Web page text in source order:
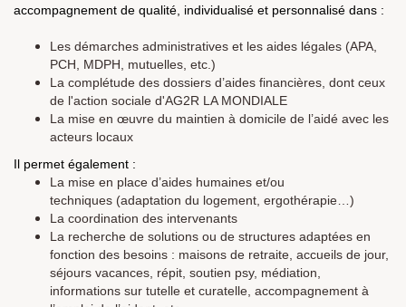
accompagnement de qualité, individualisé et personnalisé dans :
Les démarches administratives et les aides légales (APA,
PCH, MDPH, mutuelles, etc.)
La complétude des dossiers d’aides financières, dont ceux
de l'action sociale d'AG2R LA MONDIALE
La mise en œuvre du maintien à domicile de l’aidé avec les
acteurs locaux
Il permet également :
La mise en place d’aides humaines et/ou
techniques (adaptation du logement, ergothérapie…)
La coordination des intervenants
La recherche de solutions ou de structures adaptées en
fonction des besoins : maisons de retraite, accueils de jour,
séjours vacances, répit, soutien psy, médiation,
informations sur tutelle et curatelle, accompagnement à